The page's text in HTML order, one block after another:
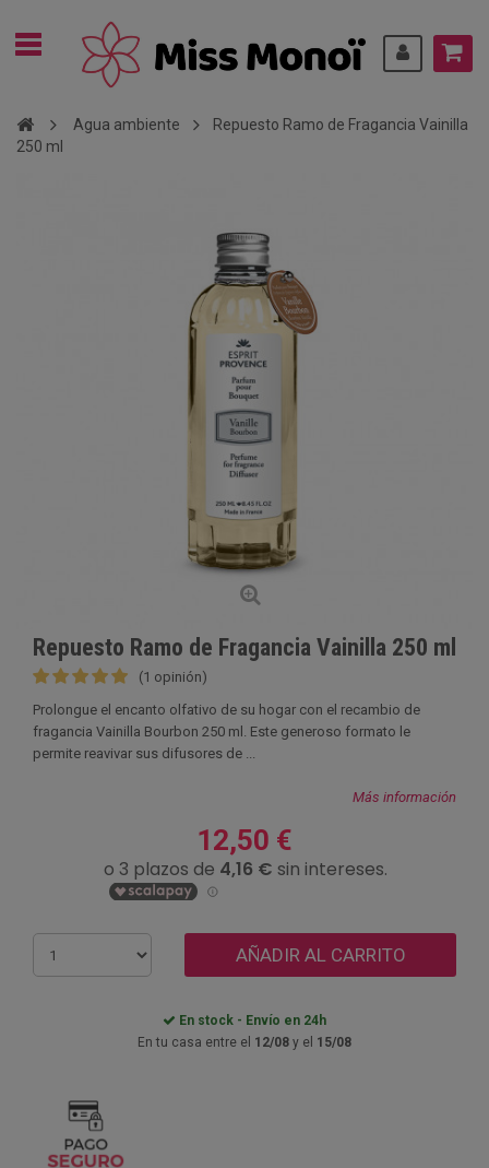
Agua ambiente
Repuesto Ramo de Fragancia Vainilla
250 ml
Repuesto Ramo de Fragancia Vainilla 250 ml
(1 opinión)
Prolongue el encanto olfativo de su hogar con el recambio de
fragancia Vainilla Bourbon 250 ml. Este generoso formato le
permite reavivar sus difusores de ...
Más información
12,50 €
AÑADIR AL CARRITO
En stock - Envío en 24h
En tu casa entre el 12/08 y el 15/08